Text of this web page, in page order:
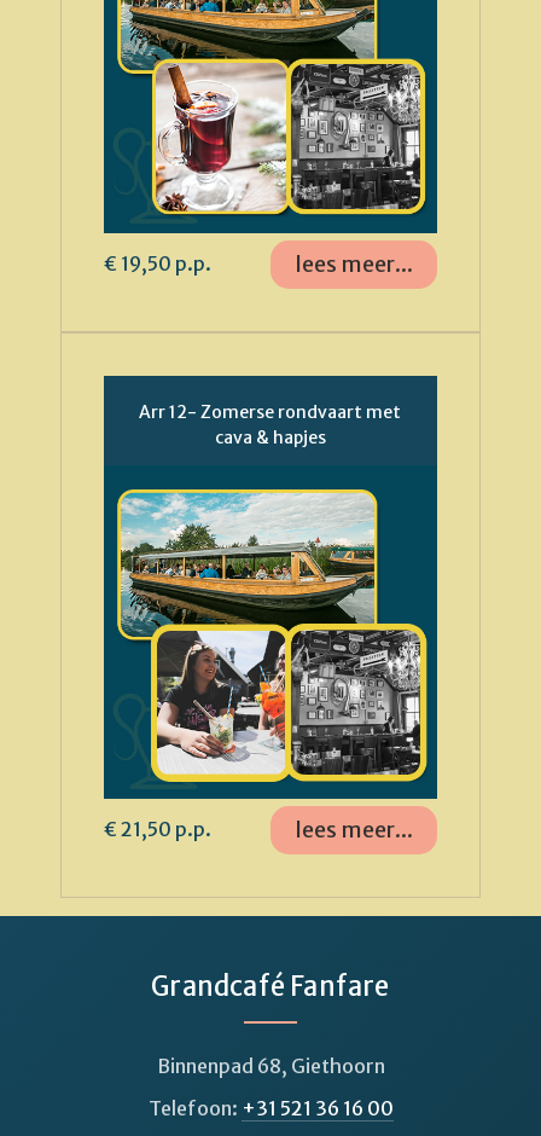
€ 19,50 p.p. lees meer...
Arr 12- Zomerse rondvaart met
cava & hapjes
€ 21,50 p.p. lees meer...
Grandcafé Fanfare
Binnenpad 68, Giethoorn
Telefoon: +31 521 36 16 00